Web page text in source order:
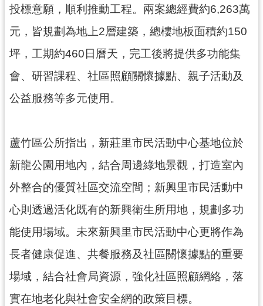
網
隱
私
政
策
安
全
政
策
政
府
網
站
料
開
投標意願，順利推動工程。兩案總經費約6,263萬
元，皆規劃為地上2層建築，總樓地板面積約150
坪，工期約460日曆天，完工後將提供多功能集
會、研習課程、社區照顧關懷據點、親子活動及
公益服務等多元使用。
蘆竹區公所指出，新莊里市民活動中心基地位於
新龍公園用地內，結合周邊綠地景觀，打造室內
外整合的優質社區交流空間；新興里市民活動中
心則透過活化既有的新興衛生所用地，規劃多功
能使用場域。未來新興里市民活動中心更將作為
長者健康促進、共餐服務及社區關懷據點的重要
場域，結合社會局資源，強化社區照顧網絡，落
實在地老化與社會安全網的政策目標。